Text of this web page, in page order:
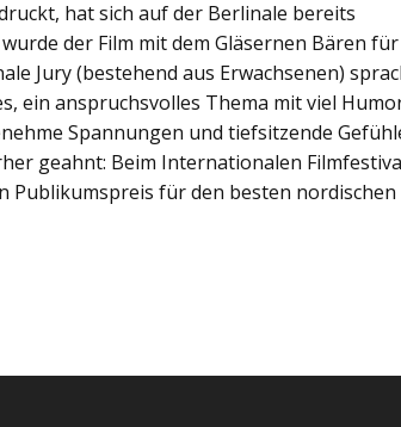
hat sich auf der Berlinale bereits
wurde der Film mit dem Gläsernen Bären für
Jury (bestehend aus Erwachsenen)
ein anspruchsvolles Thema mit viel
Spannungen und tiefsitzende
geahnt: Beim Internationalen
Publikumspreis für den besten nordischen